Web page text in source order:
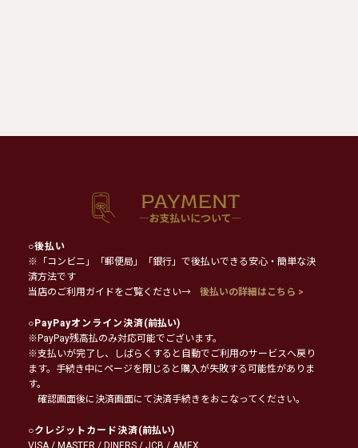
○後払い
※「コンビニ」「郵便局」「銀行」で後払いできる安心・簡単な決
済方法です
当店のご利用ガイドをご覧ください→
後払いの詳細はこちら >
○PayPayオンライン決済(前払い)
※PayPay残高払のみ対応可能でございます。
※支払いが完了し、しばらくすると自動でご利用のサービスへ戻り
ます。手続き中にページを閉じると購入が失敗する可能性がありま
す。
確認画面後に決済画面にて決済手続きをおこなってください。
○クレジットカード決済(前払い)
VISA / MASTER / DINERS / JCB / AMEX